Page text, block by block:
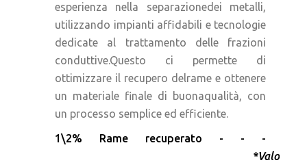
esperienza nella separazionedei metalli,
utilizzando impianti affidabili e tecnologie
dedicate al trattamento delle frazioni
conduttive.Questo ci permette di
ottimizzare il recupero delrame e ottenere
un materiale finale di buonaqualità, con
un processo semplice ed efficiente.
1\2% Rame recuperato - - -
*Valore